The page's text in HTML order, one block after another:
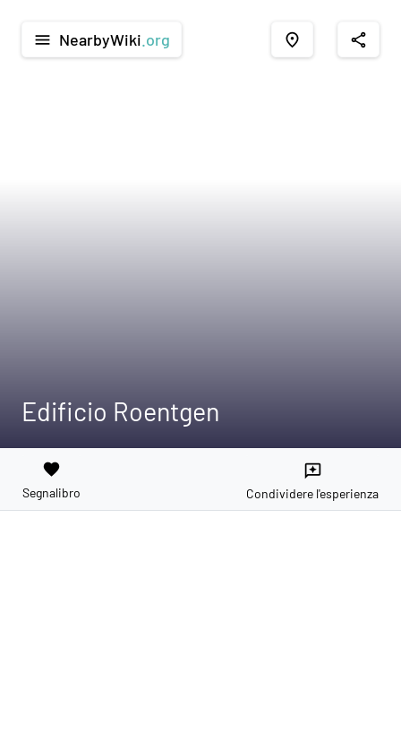
menu NearbyWiki .org place share
Edificio Roentgen
favorite
Segnalibro
reviews
Condividere l'esperienza